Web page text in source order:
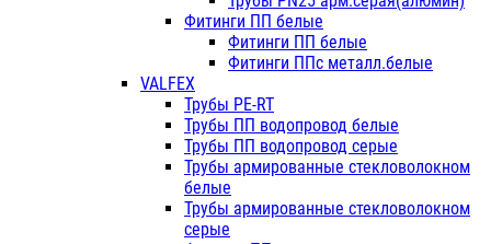
Фитинги ПП белые
Фитинги ПП белые
Фитинги ППс металл.белые
VALFEX
Трубы PE-RT
Трубы ПП водопровод белые
Трубы ПП водопровод серые
Трубы армированные стекловолокном
белые
Трубы армированные стекловолокном
серые